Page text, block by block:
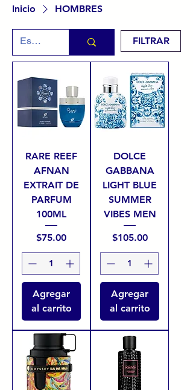
Inicio HOMBRES
FILTRAR
RARE REEF
AFNAN
EXTRAIT DE
PARFUM
100ML
Precio
$75.00
Agregar
al carrito
DOLCE
GABBANA
LIGHT BLUE
SUMMER
VIBES MEN
Precio
$105.00
Agregar
al carrito